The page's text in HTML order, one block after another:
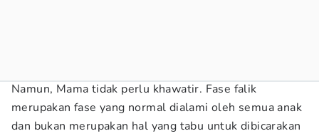
Namun, Mama tidak perlu khawatir. Fase falik
merupakan fase yang normal dialami oleh semua anak
dan bukan merupakan hal yang tabu untuk dibicarakan